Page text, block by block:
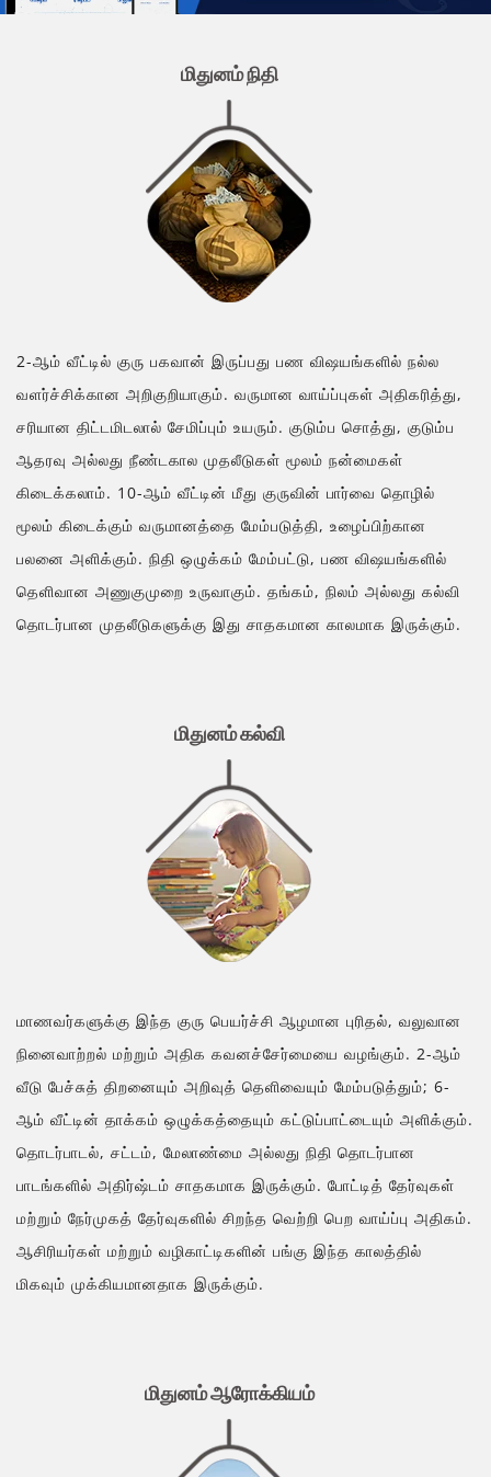
மிதுனம் நிதி
2-ஆம் வீட்டில் குரு பகவான் இருப்பது பண விஷயங்களில் நல்ல
வளர்ச்சிக்கான அறிகுறியாகும். வருமான வாய்ப்புகள் அதிகரித்து,
சரியான திட்டமிடலால் சேமிப்பும் உயரும். குடும்ப சொத்து, குடும்ப
ஆதரவு அல்லது நீண்டகால முதலீடுகள் மூலம் நன்மைகள்
கிடைக்கலாம். 10-ஆம் வீட்டின் மீது குருவின் பார்வை தொழில்
மூலம் கிடைக்கும் வருமானத்தை மேம்படுத்தி, உழைப்பிற்கான
பலனை அளிக்கும். நிதி ஒழுக்கம் மேம்பட்டு, பண விஷயங்களில்
தெளிவான அணுகுமுறை உருவாகும். தங்கம், நிலம் அல்லது கல்வி
தொடர்பான முதலீடுகளுக்கு இது சாதகமான காலமாக இருக்கும்.
மிதுனம் கல்வி
மாணவர்களுக்கு இந்த குரு பெயர்ச்சி ஆழமான புரிதல், வலுவான
நினைவாற்றல் மற்றும் அதிக கவனச்சேர்மையை வழங்கும். 2-ஆம்
வீடு பேச்சுத் திறனையும் அறிவுத் தெளிவையும் மேம்படுத்தும்; 6-
ஆம் வீட்டின் தாக்கம் ஒழுக்கத்தையும் கட்டுப்பாட்டையும் அளிக்கும்.
தொடர்பாடல், சட்டம், மேலாண்மை அல்லது நிதி தொடர்பான
பாடங்களில் அதிர்ஷ்டம் சாதகமாக இருக்கும். போட்டித் தேர்வுகள்
மற்றும் நேர்முகத் தேர்வுகளில் சிறந்த வெற்றி பெற வாய்ப்பு அதிகம்.
ஆசிரியர்கள் மற்றும் வழிகாட்டிகளின் பங்கு இந்த காலத்தில்
மிகவும் முக்கியமானதாக இருக்கும்.
மிதுனம் ஆரோக்கியம்